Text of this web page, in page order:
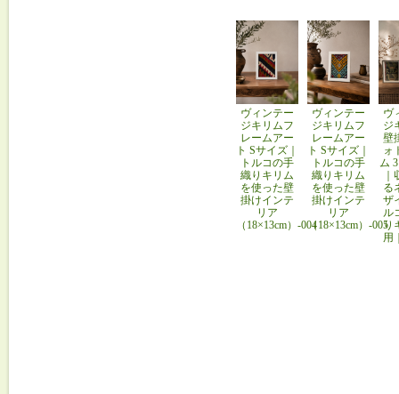
ヴィンテー
ジキリムフ
レームアー
ト Sサイズ｜
トルコの手
織りキリム
を使った壁
掛けインテ
リア
（18×13cm）-004
ヴィンテー
ジキリムフ
レームアー
ト Sサイズ｜
トルコの手
織りキリム
を使った壁
掛けインテ
リア
（18×13cm）-005
ヴ
ジ
壁
ォ
ム
る
ザ
ル
り
用